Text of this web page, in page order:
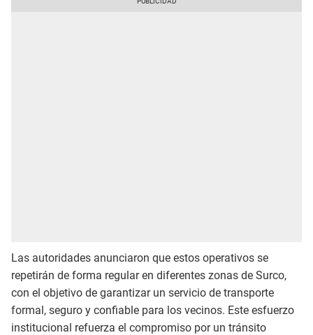
Las autoridades anunciaron que estos operativos se
repetirán de forma regular en diferentes zonas de Surco,
con el objetivo de garantizar un servicio de transporte
formal, seguro y confiable para los vecinos. Este esfuerzo
institucional refuerza el compromiso por un tránsito